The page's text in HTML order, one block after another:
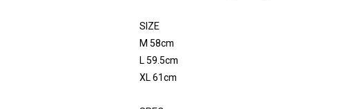
SIZE
M 58cm
L 59.5cm
XL 61cm